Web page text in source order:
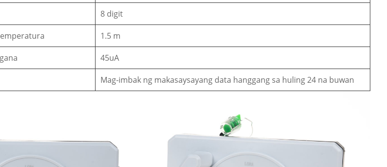
8 digit
1.5 m
45uA
Mag-imbak ng makasaysayang data hanggang sa huling 24 na buwan